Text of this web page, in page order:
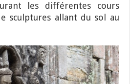
les différentes cours
sculptures allant du sol au